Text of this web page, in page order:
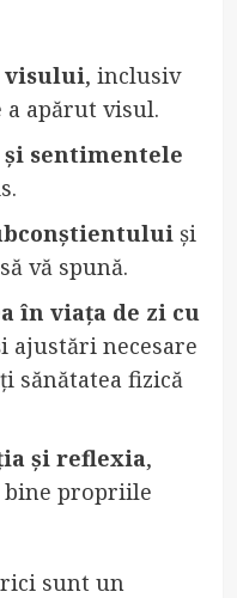
visului, inclusiv
apărut visul.
sentimentele
și
vă spună.
în viața de zi cu
ajustări necesare
sănătatea fizică
și reflexia,
bine propriile
sunt un